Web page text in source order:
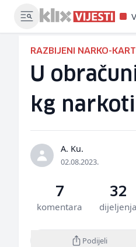
RAZBIJENI NARKO-
U
kg
A. Ku.
02.08.2023.
7
komentara
32
dijeljenja
Podijeli